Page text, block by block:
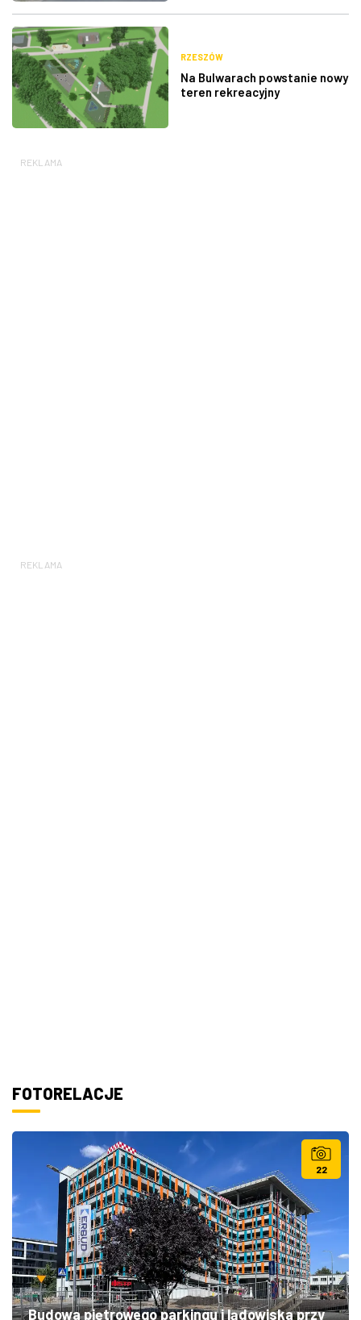
RZESZÓW
Na Bulwarach powstanie nowy
teren rekreacyjny
REKLAMA
REKLAMA
FOTORELACJE
22
Budowa piętrowego parkingu i lądowiska przy